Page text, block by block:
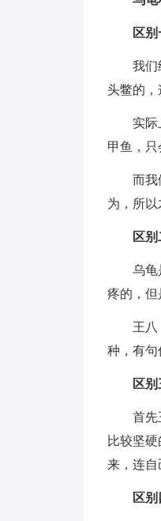
区
我们
头鳖的，
实
甲鱼，只
而我
为，所以
区
乌龟
疼的，但
王
种，有句
区
首先
比较坚
来，连自
区